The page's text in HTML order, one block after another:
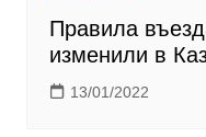
Правила
изменили в
13/01/2022